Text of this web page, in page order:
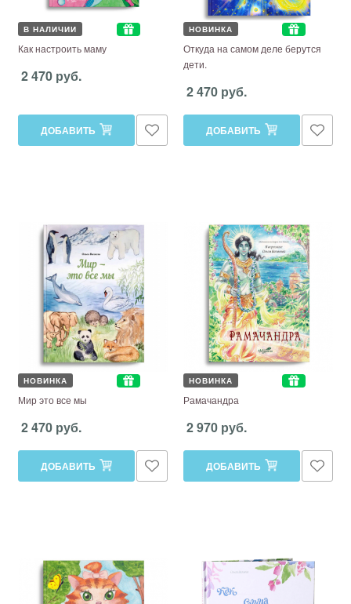
В НАЛИЧИИ
Как настроить маму
2 470 руб.
ДОБАВИТЬ
НОВИНКА
Откуда на самом деле берутся
дети.
2 470 руб.
ДОБАВИТЬ
НОВИНКА
Мир это все мы
2 470 руб.
ДОБАВИТЬ
НОВИНКА
Рамачандра
2 970 руб.
ДОБАВИТЬ